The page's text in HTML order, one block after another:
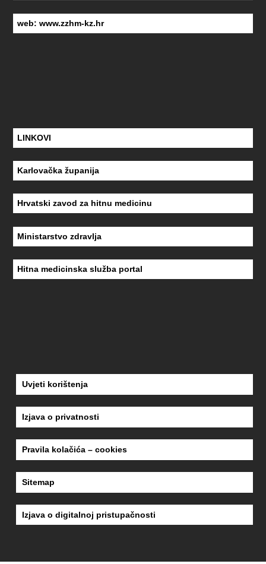
web:www.zzhm-kz.hr
LINKOVI
Karlovačka županija
Hrvatski zavod za hitnu medicinu
Ministarstvo zdravlja
Hitna medicinska služba portal
Uvjeti korištenja
Izjava o privatnosti
Pravila kolačića – cookies
Sitemap
Izjava o digitalnoj pristupačnosti